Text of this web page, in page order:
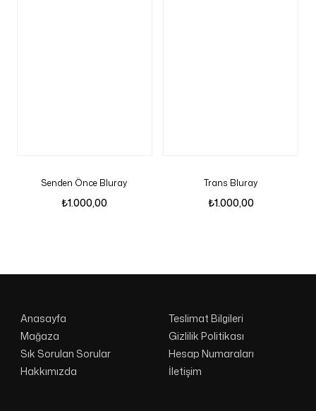
Senden Önce Bluray
₺1.000,00
Trans Bluray
₺1.000,00
Anasayfa
Mağaza
Sık Sorulan Sorular
Hakkımızda
Teslimat Bilgileri
Gizlilik Politikası
Hesap Numaraları
İletişim